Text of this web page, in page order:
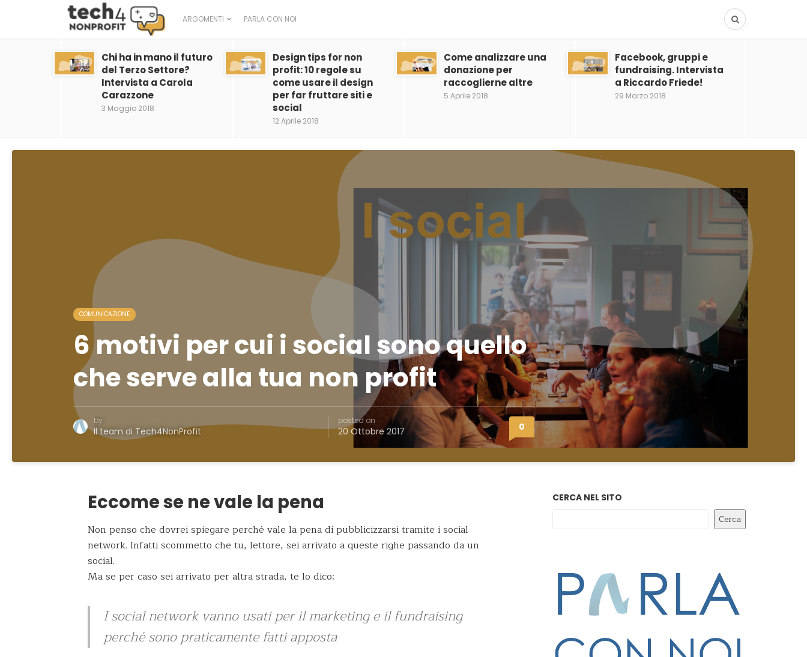
ARGOMENTI PARLA CON NOI
Chi ha in mano il futuro
del Terzo Settore?
Intervista a Carola
Carazzone
3 Maggio 2018
Design tips for non
profit: 10 regole su
come usare il design
per far fruttare siti e
social
12 Aprile 2018
Come analizzare una
donazione per
raccoglierne altre
5 Aprile 2018
Facebook, gruppi e
fundraising. Intervista
a Riccardo Friede!
29 Marzo 2018
COMUNICAZIONE
6 motivi per cui i social sono quello
che serve alla tua non profit
by
Il team di Tech4NonProfit
posted on
20 Ottobre 2017 0
Eccome se ne vale la pena
Non penso che dovrei spiegare perché vale la pena di pubblicizzarsi tramite i social
network. Infatti scommetto che tu, lettore, sei arrivato a queste righe passando da un
social.
Ma se per caso sei arrivato per altra strada, te lo dico:
I social network vanno usati per il marketing e il fundraising
perché sono praticamente fatti apposta
CERCA NEL SITO
Cerca